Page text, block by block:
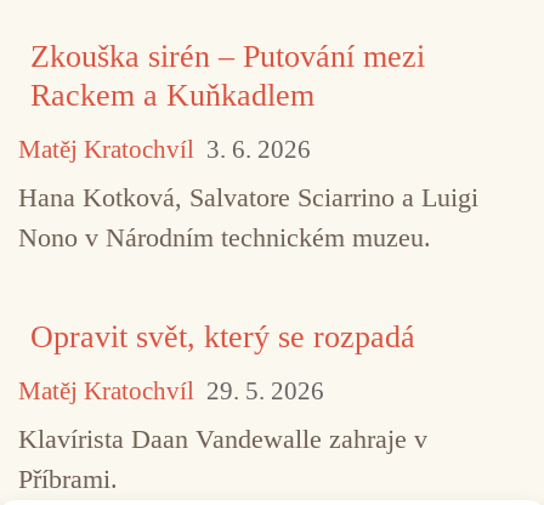
Zkouška sirén – Putování mezi
Rackem a Kuňkadlem
Matěj Kratochvíl 3. 6. 2026
Hana Kotková, Salvatore Sciarrino a Luigi
Nono v Národním technickém muzeu.
Opravit svět, který se rozpadá
Matěj Kratochvíl 29. 5. 2026
Klavírista Daan Vandewalle zahraje v
Příbrami.